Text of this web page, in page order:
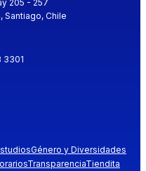
205 - 257
Santiago, Chile
3301
Género y Diversidades
TransparenciaTiendita